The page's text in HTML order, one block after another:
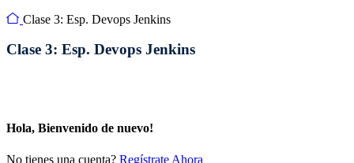
Clase 3: Esp. Devops Jenkins
Clase 3: Esp. Devops Jenkins
Hola, Bienvenido de nuevo!
No tienes una cuenta? Regístrate Ahora